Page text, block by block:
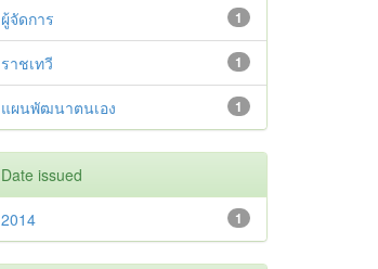
1
ผู้จัดการ
1
ราชเทวี
1
แผนพัฒนาตนเอง
Date issued
1
2014